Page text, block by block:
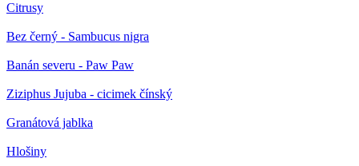
Citrusy
Bez černý - Sambucus nigra
Banán severu - Paw Paw
Ziziphus Jujuba - cicimek čínský
Granátová jablka
Hlošiny